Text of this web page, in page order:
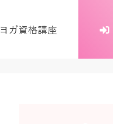
ヨガ資格講座